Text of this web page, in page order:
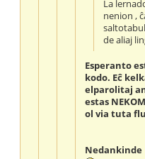
La
nenion ,
de aliaj
Esperanto
kodo. Eĉ
elparolitaj
estas
ol via tuta
Nedankinde